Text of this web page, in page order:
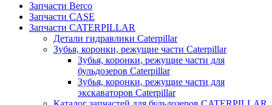
Запчасти Berco
Запчасти CASE
Запчасти CATERPILLAR
Детали гидравлики Caterpillar
Зубья, коронки, режущие части Caterpillar
Зубья, коронки, режущие части для
бульдозеров Caterpillar
Зубья, коронки, режущие части для
экскаваторов Caterpillar